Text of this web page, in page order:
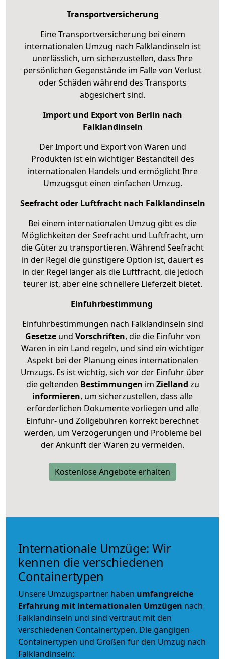
Transportversicherung
Eine Transportversicherung bei einem
internationalen Umzug nach Falklandinseln ist
unerlässlich, um sicherzustellen, dass Ihre
persönlichen Gegenstände im Falle von Verlust
oder Schäden während des Transports
abgesichert sind.
Import und Export von Berlin nach
Falklandinseln
Der Import und Export von Waren und
Produkten ist ein wichtiger Bestandteil des
internationalen Handels und ermöglicht Ihre
Umzugsgut einen einfachen Umzug.
Seefracht oder Luftfracht nach Falklandinseln
Bei einem internationalen Umzug gibt es die
Möglichkeiten der Seefracht und Luftfracht, um
die Güter zu transportieren. Während Seefracht
in der Regel die günstigere Option ist, dauert es
in der Regel länger als die Luftfracht, die jedoch
teurer ist, aber eine schnellere Lieferzeit bietet.
Einfuhrbestimmung
Einfuhrbestimmungen nach Falklandinseln sind
Gesetzeund Vorschriften, die die Einfuhr von
Waren in ein Land regeln, und sind ein wichtiger
Aspekt bei der Planung eines internationalen
Umzugs. Es ist wichtig, sich vor der Einfuhr über
die geltenden Bestimmungen im Zielland zu
informieren, um sicherzustellen, dass alle
erforderlichen Dokumente vorliegen und alle
Einfuhr- und Zollgebühren korrekt berechnet
werden, um Verzögerungen und Probleme bei
der Ankunft der Waren zu vermeiden.
Kostenlose Angebote erhalten
Internationale Umzüge: Wir
kennen die verschiedenen
Containertypen
Unsere Umzugspartner haben umfangreiche
Erfahrung mit internationalen Umzügen nach
Falklandinseln und sind vertraut mit den
verschiedenen Containertypen. Die gängigen
Containertypen und Größen für den Umzug nach
Falklandinseln: